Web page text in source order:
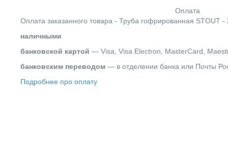
Оплата
Оплата заказанного товара - Труба гофрированная
наличными
банковской картой — Visa, Visa Electron, MasterCard,
банковским переводом — в отделении банка или Почты
Подробнее про оплату